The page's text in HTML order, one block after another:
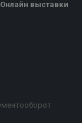
Онлайн выставки